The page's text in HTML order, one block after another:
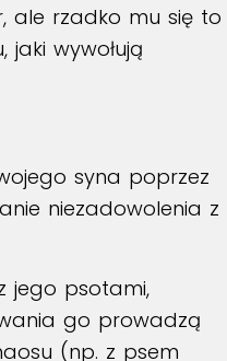
ale rzadko mu się to
wywołują
syna poprzez
niezadowolenia z
jego psotami,
go prowadzą
(np. z psem